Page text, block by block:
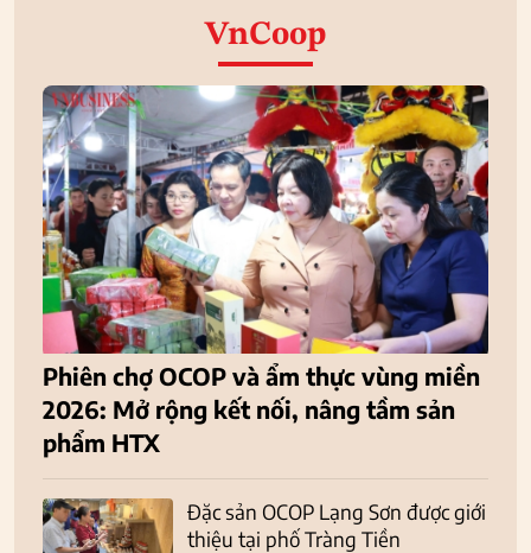
VnCoop
Phiên chợ OCOP và ẩm thực vùng miền
2026: Mở rộng kết nối, nâng tầm sản
phẩm HTX
Đặc sản OCOP Lạng Sơn được giới
thiệu tại phố Tràng Tiền